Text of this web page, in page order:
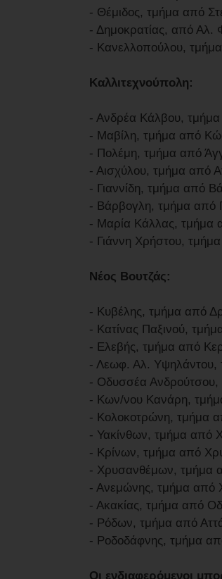
- Θέμιδος, τμήμα από
- Δημοκρατίας, από Αλ.
- Κανελλοπούλου,
Καλλιτεχνούπολη:
- Ανδρέα Κάλβου,
- Μαβίλη, τμήμα από
- Πολέμη, τμήμα από
- Αισχύλου, τμήμα από
- Γιαννίδη, τμήμα από
- Βάρβογλη, τμήμα από
- Μαρία Κάλλας, τμήμα
- Γιάννη Χρήστου,
Νέος Βουτζάς:
- Κυβέλης, τμήμα από
- Κατίνας Παξινού,
- Ελεβής, τμήμα από
- Λεωφ. Αλ. Υψηλάντου,
- Οδυσσέα
- Κων/νου Κανάρη,
- Κολοκοτρώνη, τμήμα
- Υακίνθων, τμήμα από
- Κρίνων, τμήμα από
- Χρυσανθέμων, τμήμα
- Ανεμώνης, τμήμα από
- Ακακίας, τμήμα από
- Ρόδων, τμήμα από
- Ροδοδάφνης, τμήμα
Οι ενδιαφερόμενοι